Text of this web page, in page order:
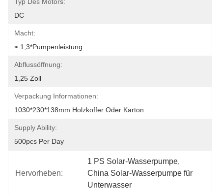
DC
Macht:
≥ 1,3*Pumpenleistung
Abflussöffnung:
1,25 Zoll
Verpackung Informationen:
1030*230*138mm Holzkoffer Oder Karton
Supply Ability:
500pcs Per Day
Hervorheben:
1 PS Solar-Wasserpumpe,
China Solar-Wasserpumpe für
Unterwasser